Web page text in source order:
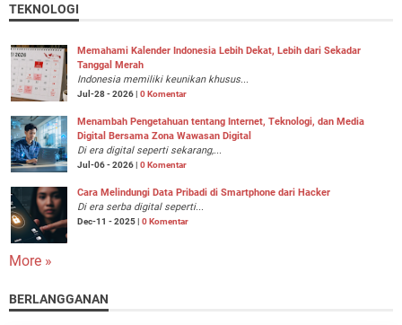
TEKNOLOGI
Memahami Kalender Indonesia Lebih Dekat, Lebih dari Sekadar
Tanggal Merah
Indonesia memiliki keunikan khusus...
Jul-28 - 2026 | 0 Komentar
Menambah Pengetahuan tentang Internet, Teknologi, dan Media
Digital Bersama Zona Wawasan Digital
Di era digital seperti sekarang,...
Jul-06 - 2026 | 0 Komentar
Cara Melindungi Data Pribadi di Smartphone dari Hacker
Di era serba digital seperti...
Dec-11 - 2025 | 0 Komentar
More »
BERLANGGANAN